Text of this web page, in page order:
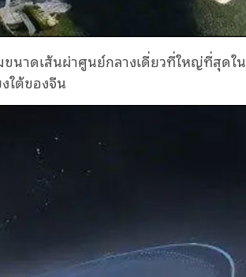
นาดเส้นผ่าศูนย์กลางเดี่ยวที่ใหญ่ที่สุดใน
ใต้ของจีน